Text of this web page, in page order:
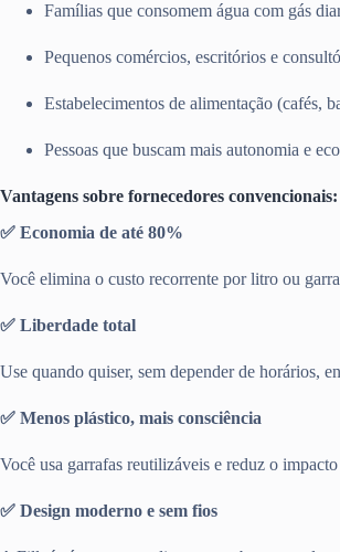
Famílias que consomem água com gás
Pequenos comércios, escritórios e
Estabelecimentos de alimentação (cafés,
Pessoas que buscam mais autonomia e
Vantagens sobre fornecedores convencionais:
✅ Economia de até 80%
Você elimina o custo recorrente por litro ou
✅ Liberdade total
Use quando quiser, sem depender de horários,
✅ Menos plástico, mais consciência
Você usa garrafas reutilizáveis e reduz o
✅ Design moderno e sem fios